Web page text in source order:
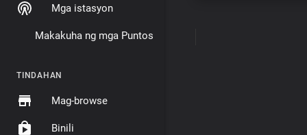
Mga istasyon
Makakuha ng mga Puntos
TINDAHAN
Mag-browse
Binili